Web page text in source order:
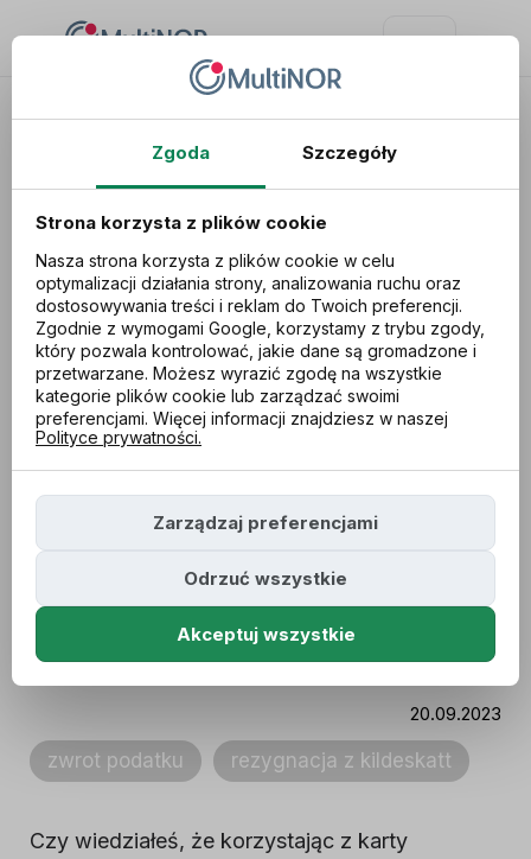
Jak odzyskać
pieniądze, jeżeli
korzystałeś z karty
25%?
20.09.2023
zwrot podatku rezygnacja z kildeskatt
Czy wiedziałeś, że korzystając z karty
Zgoda Szczegóły
Strona korzysta z plików cookie
Nasza strona korzysta z plików cookie w celu
optymalizacji działania strony, analizowania ruchu oraz
dostosowywania treści i reklam do Twoich preferencji.
Zgodnie z wymogami Google, korzystamy z trybu zgody,
który pozwala kontrolować, jakie dane są gromadzone i
przetwarzane. Możesz wyrazić zgodę na wszystkie
kategorie plików cookie lub zarządzać swoimi
preferencjami. Więcej informacji znajdziesz w naszej
Polityce prywatności.
Zarządzaj preferencjami
Odrzuć wszystkie
Akceptuj wszystkie